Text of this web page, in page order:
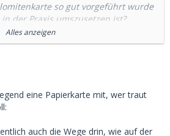
so gut vorgeführt wurde
der Praxis umszusetzen ist?
mit der NEUEN Ostalpenkarte
bzw. bei der Tournplanung mit
Routing blind vertrauen, doch
finden - schade dass hier einfach
Alles anzeigen
eine Papierkarte mit, wer traut
auch die Wege drin, wie auf der